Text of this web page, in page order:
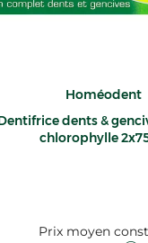
Homéodent
dents &
chlorophylle
Prix moyen